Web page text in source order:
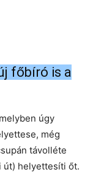
főbíró is a
úgy
még
távolléte
út) helyettesíti őt.